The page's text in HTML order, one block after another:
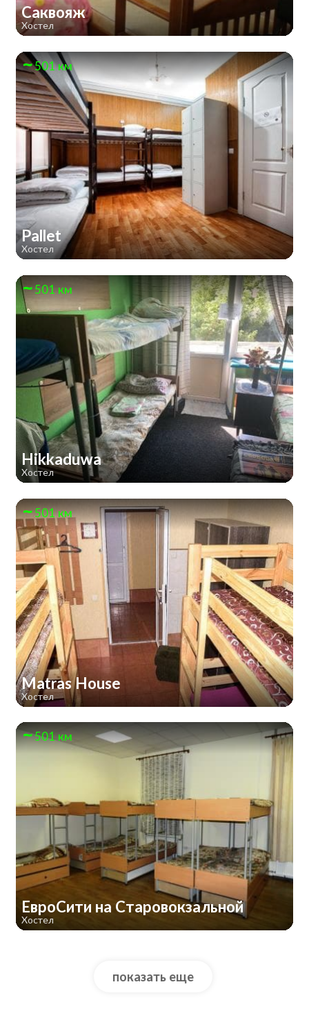
Саквояж
Хостел
501 км
Pallet
Хостел
501 км
Hikkaduwa
Хостел
501 км
Matras House
Хостел
501 км
ЕвроСити на Старовокзальной
Хостел
показать еще